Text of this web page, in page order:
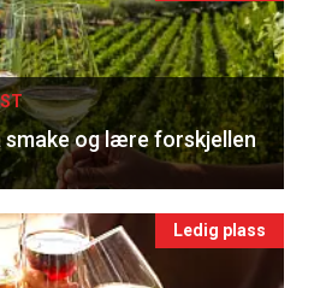
smake og lære forskjellen
Ledig plass